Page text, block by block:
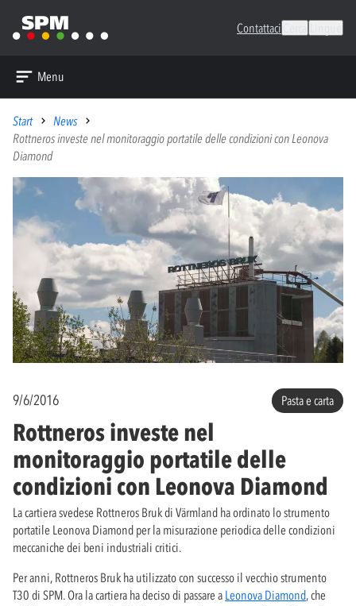
Contattaci
Menu
Start
News
Rottneros investe nel monitoraggio portatile delle condizioni con Leonova
Diamond
9/6/2016 Pasta e carta
Rottneros investe nel
monitoraggio portatile delle
condizioni con Leonova Diamond
La cartiera svedese Rottneros Bruk di Värmland ha ordinato lo strumento
portatile Leonova Diamond per la misurazione periodica delle condizioni
meccaniche dei beni industriali critici.
Per anni, Rottneros Bruk ha utilizzato con successo il vecchio strumento
T30 di SPM. Ora la cartiera ha deciso di passare a Leonova Diamond, che